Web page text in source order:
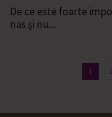
De ce este foarte
nas şi nu...
1 2